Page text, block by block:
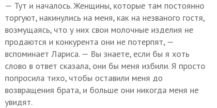
— Тут и началось. Женщины, которые там постоянно
торгуют, накинулись на меня, как на незваного гостя,
возмущаясь, что у них свои молочные изделия не
продаются и конкурента они не потерпят, —
вспоминает Лариса. — Вы знаете, если бы я хоть
слово в ответ сказала, они бы меня избили. Я просто
попросила тихо, чтобы оставили меня до
возвращения брата, и больше они никогда меня не
увидят.